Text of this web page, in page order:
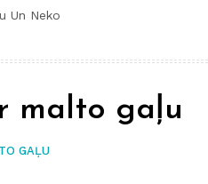
Un Neko
GAĻU
malto gaļu